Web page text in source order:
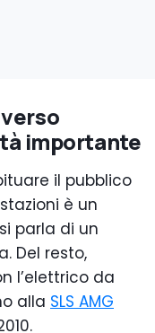
importante
il pubblico
è un
parla di un
Del resto,
l’elettrico da
alla SLS AMG